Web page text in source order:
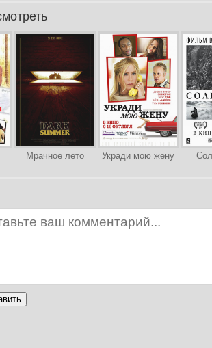
Мрачное лето Укради мою жену